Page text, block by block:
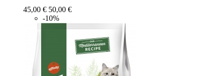
45,00 € 50,00 €
-10%